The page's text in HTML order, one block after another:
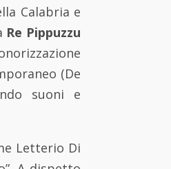
Calabria e
Re Pippuzzu
(De
suoni e
Letterio Di